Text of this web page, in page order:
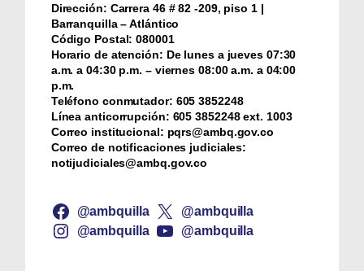
Dirección: Carrera 46 # 82 -209, piso 1 |
Barranquilla – Atlántico
Código Postal: 080001
Horario de atención: De lunes a jueves 07:30
a.m. a 04:30 p.m. – viernes 08:00 a.m. a 04:00
p.m.
Teléfono conmutador: ‪605 3852248
Línea anticorrupción: ‪605 3852248 ext. 1003
Correo institucional: pqrs@ambq.gov.co
Correo de notificaciones judiciales:
notijudiciales@ambq.gov.co
@ambquilla
@ambquilla
@ambquilla
@ambquilla